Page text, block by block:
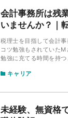
会計事務所は残
いませんか？｜
税理士を目指して会計
コツ勉強もされていた
勉強に充てる時間を持
ました。
キャリア
未経験、無資格